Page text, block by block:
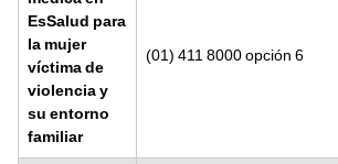
EsSalud para
la mujer
víctima de
violencia y
su entorno
familiar
(01) 411 8000 opción 6